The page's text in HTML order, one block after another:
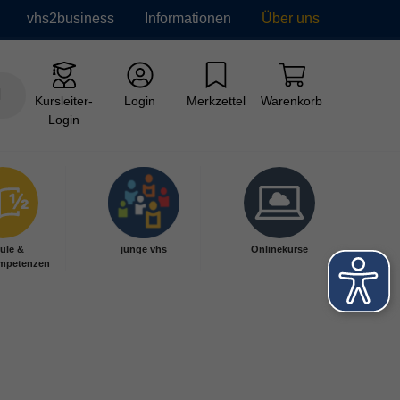
vhs2business Informationen Über uns
Kursleiter-
Login
Login Merkzettel Warenkorb
&
junge vhs Onlinekurse